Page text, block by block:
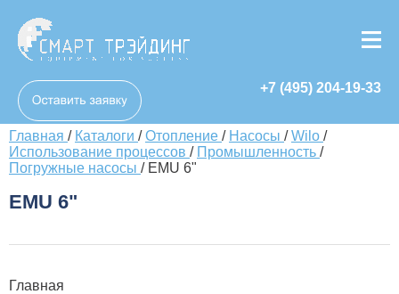
+7 (495) 204-19-33
Главная / Каталоги /Отопление / Насосы /Wilo /
Использование процессов / Промышленность /
Погружные насосы / EMU 6"
EMU 6"
Главная